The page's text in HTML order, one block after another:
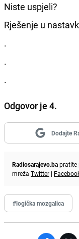
Niste uspjeli?
Rješenje u
.
.
.
Odgovor je 4.
Dodajte
Radiosarajevo.bapratite
mreža Twitter |
#logička mozgalica